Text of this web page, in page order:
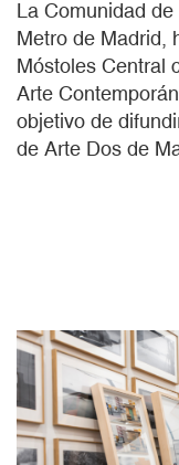
La Comunidad
Metro de Madrid,
Móstoles Central
Arte
objetivo de
de Arte Dos de